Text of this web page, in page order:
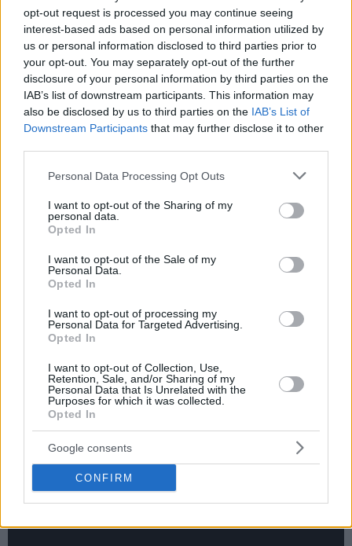
opt-out request is processed you may continue seeing
interest-based ads based on personal information utilized by
us or personal information disclosed to third parties prior to
your opt-out. You may separately opt-out of the further
disclosure of your personal information by third parties on the
IAB’s list of downstream participants. This information may
also be disclosed by us to third parties on the IAB’s List of
Downstream Participants that may further disclose it to other
Please note that this website/app uses one or more Google
not limited to your visit or usage behaviour. You may click to
grant or deny consent to Google and its third-party tags to
use your data for below specified purposes in below Google
consent section.
Personal Data Processing Opt Outs
I want to opt-out of the Sharing of my
personal data.
Opted In
I want to opt-out of the Sale of my
Personal Data.
Opted In
I want to opt-out of processing my
Personal Data for Targeted Advertising.
Opted In
I want to opt-out of Collection, Use,
Retention, Sale, and/or Sharing of my
Personal Data that Is Unrelated with the
Purposes for which it was collected.
Opted In
Google consents
CONFIRM
Άλλωστε, ο διοικητικός ηγέτης του Παναθηναϊκού είχε
φροντίσει ναπροϊδεάσει τους οπαδούς της ομάδας του για
το μεγάλο ΧΤΥΠΗΜΑ, που ετοίμαζε
στις μεταγραφές τωνΜπάντιοκαιΜπόνγκα, αλλά και την
επιστροφή την ίδια μέρα του θρύλου,
Δαιαμαντίδη, ο οποίος θα βρεθεί στο πλευρό του “Ζοτς”,
ξανά μετά από 14 χρόνια.